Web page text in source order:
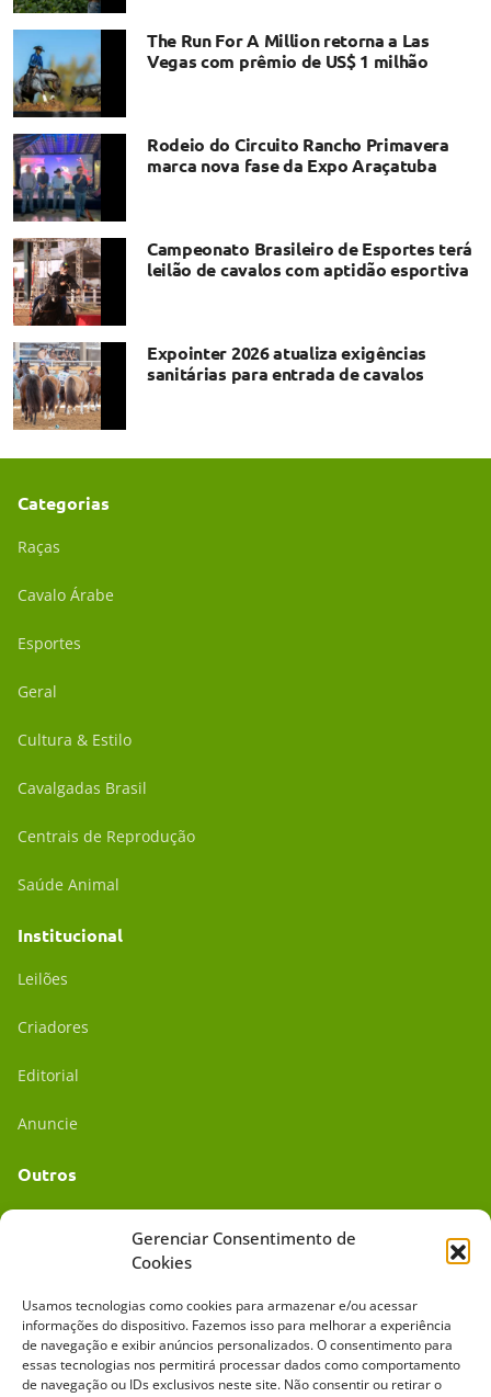
Gerenciar Consentimento de
Cookies
Usamos tecnologias como cookies para armazenar e/ou acessar
informações do dispositivo. Fazemos isso para melhorar a experiência
de navegação e exibir anúncios personalizados. O consentimento para
essas tecnologias nos permitirá processar dados como comportamento
de navegação ou IDs exclusivos neste site. Não consentir ou retirar o
The Run For A Million retorna a Las
Vegas com prêmio de US$ 1 milhão
Rodeio do Circuito Rancho Primavera
marca nova fase da Expo Araçatuba
Campeonato Brasileiro de Esportes terá
leilão de cavalos com aptidão esportiva
Expointer 2026 atualiza exigências
sanitárias para entrada de cavalos
Categorias
Raças
Cavalo Árabe
Esportes
Geral
Cultura & Estilo
Cavalgadas Brasil
Centrais de Reprodução
Saúde Animal
Institucional
Leilões
Criadores
Editorial
Anuncie
Outros
Mídia Kit